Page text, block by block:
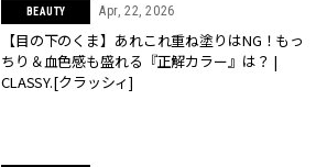
BEAUTY Apr, 22, 2026
【目の下のくま】あれこれ重ね塗りはNG！もっ
ちり＆血色感も盛れる『正解カラー』は？ |
CLASSY.[クラッシィ]